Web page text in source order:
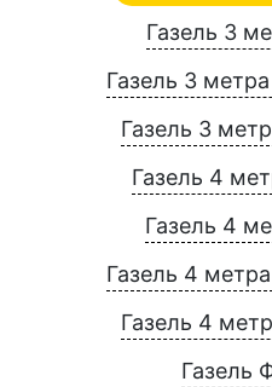
Газель 3
Газель 3
Газель 3
Газель 4
Газель 4
Газель 4
Газель 4
Газель